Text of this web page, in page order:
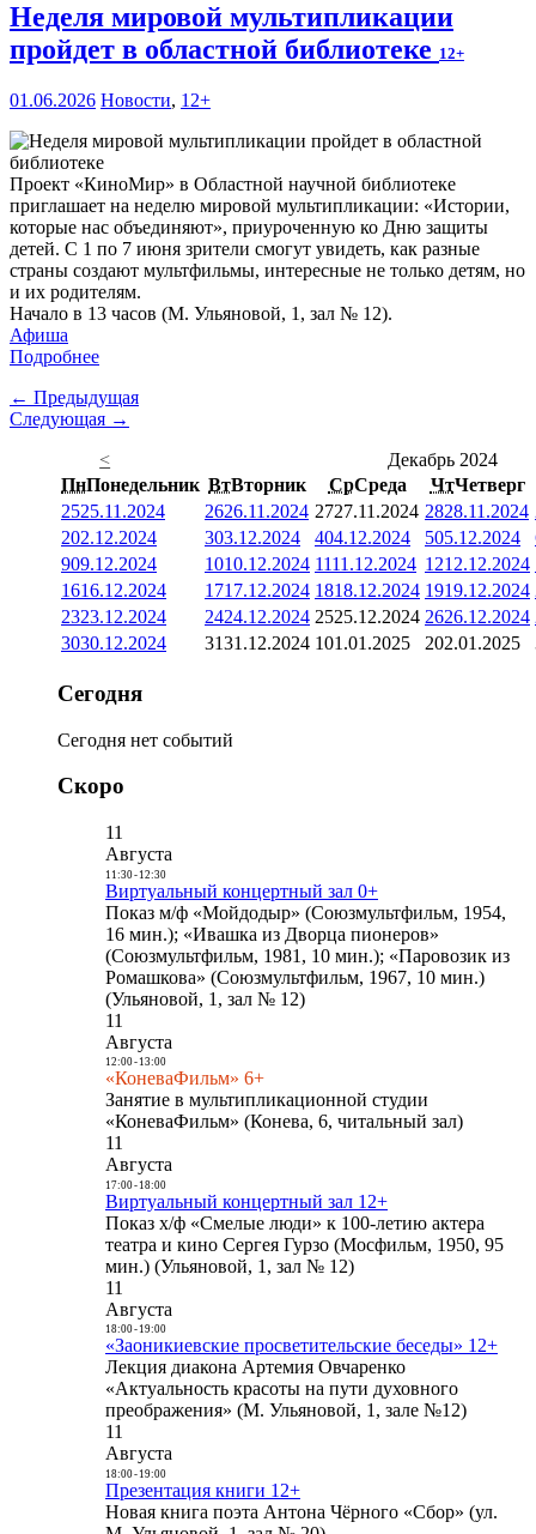
Неделя мировой мультипликации
пройдет в областной библиотеке 12+
01.06.2026 Новости, 12+
Проект «КиноМир» в Областной научной библиотеке
приглашает на неделю мировой мультипликации: «Истории,
которые нас объединяют», приуроченную ко Дню защиты
детей. С 1 по 7 июня зрители смогут увидеть, как разные
страны создают мультфильмы, интересные не только детям, но
и их родителям.
Начало в 13 часов (М. Ульяновой, 1, зал № 12).
Афиша
Подробнее
← Предыдущая
Следующая →
<
Декабрь 2024
ПнПонедельник ВтВторник СрСреда ЧтЧетверг
2525.11.2024 2626.11.2024 2727.11.2024 2828.11.2024
202.12.2024 303.12.2024 404.12.2024 505.12.2024
909.12.2024 1010.12.2024 1111.12.2024 1212.12.2024
1616.12.2024 1717.12.2024 1818.12.2024 1919.12.2024
2323.12.2024 2424.12.2024 2525.12.2024 2626.12.2024
3030.12.2024 3131.12.2024 101.01.2025 202.01.2025
Сегодня
Сегодня нет событий
Скоро
11
Августа
11:30- 12:30
Виртуальный концертный зал 0+
Показ м/ф «Мойдодыр» (Союзмультфильм, 1954,
16 мин.); «Ивашка из Дворца пионеров»
(Союзмультфильм, 1981, 10 мин.); «Паровозик из
Ромашкова» (Союзмультфильм, 1967, 10 мин.)
(Ульяновой, 1, зал № 12)
11
Августа
12:00- 13:00
«КоневаФильм» 6+
Занятие в мультипликационной студии
«КоневаФильм» (Конева, 6, читальный зал)
11
Августа
17:00- 18:00
Виртуальный концертный зал 12+
Показ х/ф «Смелые люди» к 100-летию актера
театра и кино Сергея Гурзо (Мосфильм, 1950, 95
мин.) (Ульяновой, 1, зал № 12)
11
Августа
18:00- 19:00
«Заоникиевские просветительские беседы» 12+
Лекция диакона Артемия Овчаренко
«Актуальность красоты на пути духовного
преображения» (М. Ульяновой, 1, зале №12)
11
Августа
18:00- 19:00
Презентация книги 12+
Новая книга поэта Антона Чёрного «Сбор» (ул.